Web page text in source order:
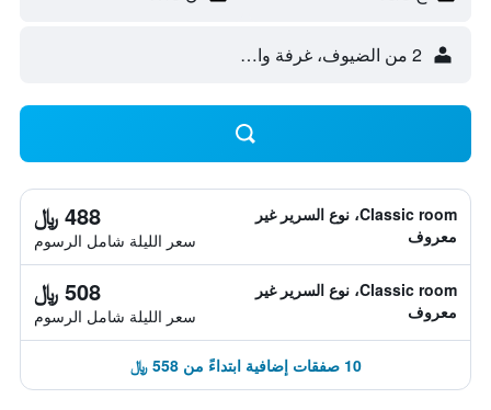
2 من الضيوف، غرفة واحدة
Classic room، نوع السرير غير
معروف
488 ﷼
سعر الليلة شامل الرسوم
Classic room، نوع السرير غير
معروف
508 ﷼
سعر الليلة شامل الرسوم
10 صفقات إضافية ابتداءً من 558 ﷼